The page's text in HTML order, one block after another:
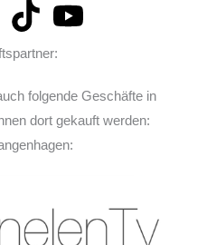
folgende Geschäfte in
dort gekauft werden: